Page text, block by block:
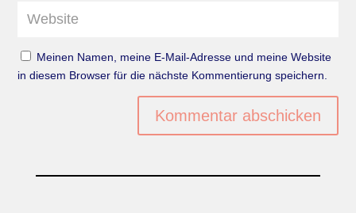
Meinen Namen, meine E-Mail-Adresse und meine Website
in diesem Browser für die nächste Kommentierung speichern.
Kommentar abschicken